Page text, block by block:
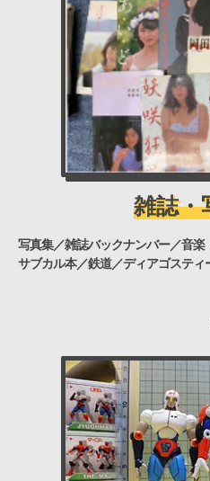
雑誌・
写真集／雑誌バックナンバー／音
サブカル本／鉄道／ディアゴスティ